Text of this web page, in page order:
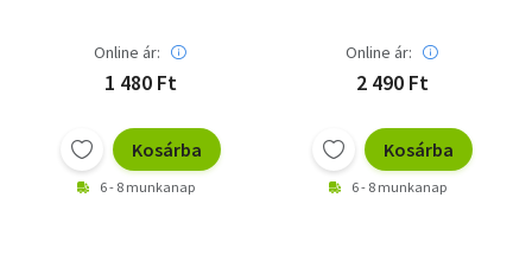
Online ár:
1 480 Ft
Kosárba
6 - 8 munkanap
Online ár:
2 490 Ft
Kosárba
6 - 8 munkanap